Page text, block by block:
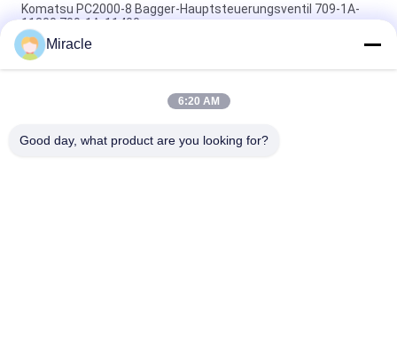
Komatsu PC2000-8 Bagger-Hauptsteuerungsventil 709-1A-
11300 709-1A-11400
PC160LC-7 PC160-7 Steuerventil Bagger Komatsu, 723-57-
16100 Bagger Hauptteile
VOE14541591 Bohrer-Hauptsteuerventil für Volvo EC290B
Miracle
6:20 AM
Good day, what product are you looking for?